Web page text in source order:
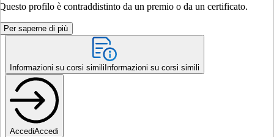
profilo è contraddistinto da un premio o da un certificato.
Per saperne di più
Informazioni su corsi simili Informazioni su corsi simili
AccediAccedi